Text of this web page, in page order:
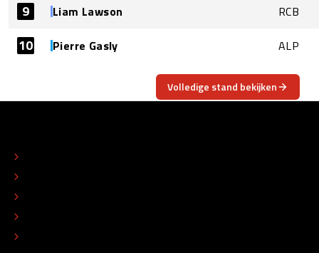
9 Liam Lawson RCB
10 Pierre Gasly ALP
Volledige stand bekijken